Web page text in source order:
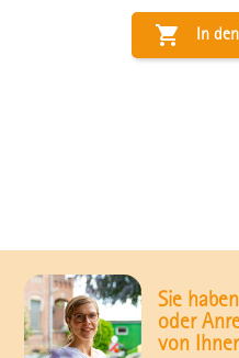
 In
Sie
oder
von